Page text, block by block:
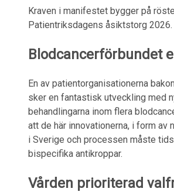
Kraven i manifestet bygger på
Patientriksdagens åsiktstorg 2026.
Blodcancerförbundet
En av patientorganisationerna
sker en fantastisk utveckling med
behandlingarna inom flera
att de här innovationerna, i form av
i Sverige och processen måste
bispecifika antikroppar.
Vården prioriterad